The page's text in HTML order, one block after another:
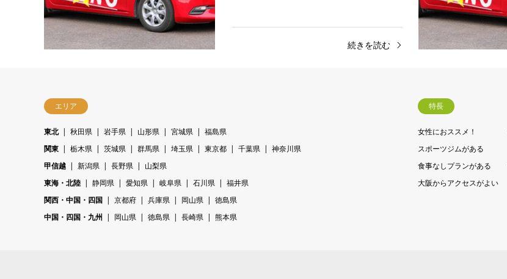
続きを読む
エリア
東北 秋田県 岩手県 山形県 宮城県
福島県
関東
栃木県 茨城県 群馬県 埼玉県 東京都 千葉県
神奈川県
甲信越
新潟県 長野県
山梨県
東海・北陸
静岡県 愛知県 岐阜県 石川県
福井県
関西・中国・四国
京都府 兵庫県 岡山県
徳島県
中国・四国・九州
岡山県 徳島県 長崎県 熊本県
特長
女性におススメ！
スポーツジムがある
食事なしプランがある
大阪からアクセスがよい